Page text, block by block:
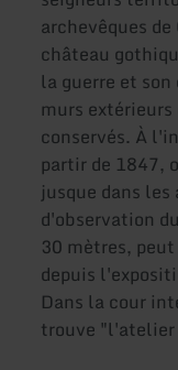
archevêques
château
la guerre et
murs
conservés. À
partir de 1847,
jusque dans
d'observation
30 mètres,
depuis
Dans la cour
trouve